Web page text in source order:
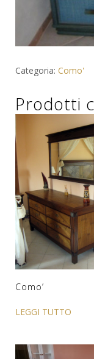
Categoria: Como'
Prodotti
Como’
LEGGI TUTTO